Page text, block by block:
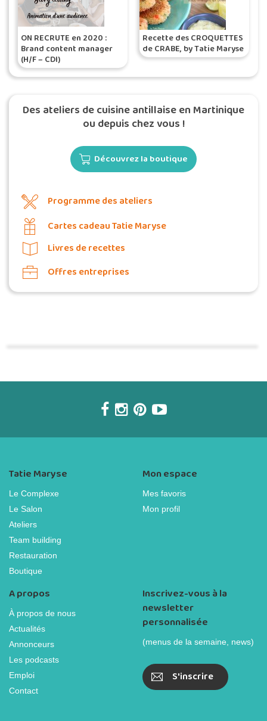
ON RECRUTE en 2020 :
Brand content manager
(H/F – CDI)
Recette des CROQUETTES
de CRABE, by Tatie Maryse
Des ateliers de cuisine antillaise en Martinique
ou depuis chez vous !
Découvrez la boutique
Programme des ateliers
Cartes cadeau Tatie Maryse
Livres de recettes
Offres entreprises
Tatie Maryse
Le Complexe
Le Salon
Ateliers
Team building
Restauration
Boutique
Mon espace
Mes favoris
Mon profil
A propos
À propos de nous
Actualités
Annonceurs
Les podcasts
Emploi
Contact
Inscrivez-vous à la
newsletter
personnalisée
(menus de la semaine, news)
S'inscrire